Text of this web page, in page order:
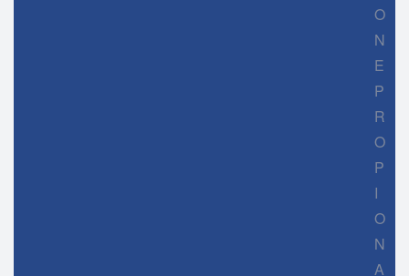
O
N
E
P
R
O
P
I
O
N
A